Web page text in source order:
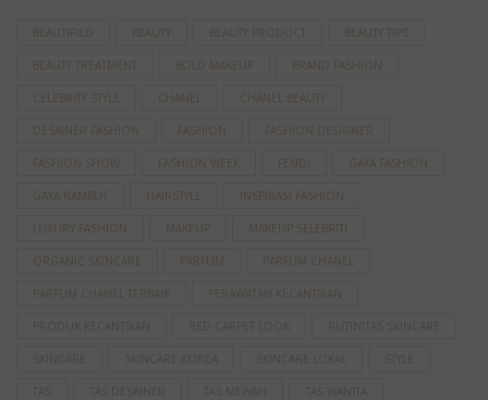
BEAUTIFIED BEAUTY BEAUTY PRODUCT BEAUTY TIPS
BEAUTY TREATMENT BOLD MAKEUP BRAND FASHION
CELEBRITY STYLE CHANEL CHANEL BEAUTY
DESAINER FASHION FASHION FASHION DESIGNER
FASHION SHOW FASHION WEEK FENDI GAYA FASHION
GAYA RAMBUT HAIRSTYLE INSPIRASI FASHION
LUXURY FASHION MAKEUP MAKEUP SELEBRITI
ORGANIC SKINCARE PARFUM PARFUM CHANEL
PARFUM CHANEL TERBAIK PERAWATAN KECANTIKAN
PRODUK KECANTIKAN RED CARPET LOOK RUTINITAS SKINCARE
SKINCARE SKINCARE KOREA SKINCARE LOKAL STYLE
TAS TAS DESAINER TAS MEWAH TAS WANITA